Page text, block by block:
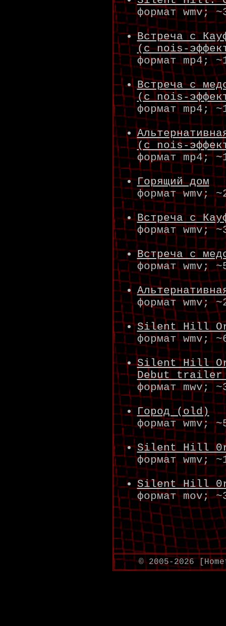
формат wmv;
Встреча с
(с nois-
формат mp4;
Встреча с
(с nois-
формат mp4;
(с nois-
формат mp4;
Горящий дом
формат wmv;
Встреча с
формат wmv;
Встреча с
формат wmv;
формат wmv;
Silent Hill
формат wmv;
Silent Hill
Debut
формат mwv;
Город (old)
формат wmv;
Silent Hill
формат wmv;
Silent Hill
формат mov;
© 2005-2026